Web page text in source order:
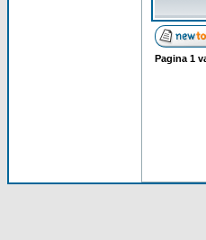
Pagina 1